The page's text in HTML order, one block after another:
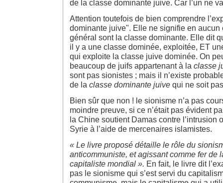
de la classe dominante juive. Car l’un ne
Attention toutefois de bien comprendre
dominante juive". Elle ne signifie en aucun
général sont la classe dominante. Elle dit
il y a une classe dominée, exploitée, ET
qui exploite la classe juive dominée. On
beaucoup de juifs appartenant à la classe
sont pas sionistes ; mais il n’existe
de la classe dominante juive qui ne soit
Bien sûr que non ! le sionisme n’a pas
moindre preuve, si ce n’était pas évident
la Chine soutient Damas contre l’intrusion
Syrie à l’aide de mercenaires islamistes.
« Le livre proposé détaille le rôle du
anticommuniste, et agissant comme fer de
capitaliste mondial ». En fait, le livre dit
pas le sionisme qui s’est servi du